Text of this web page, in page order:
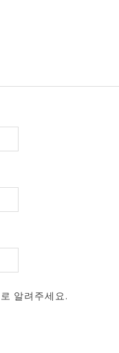
알려주세요.